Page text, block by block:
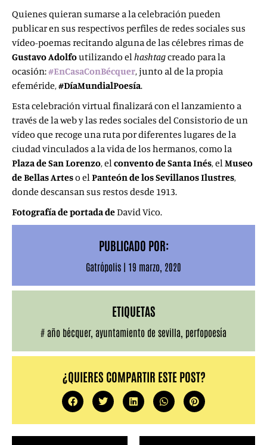
Quienes quieran sumarse a la celebración pueden
publicar en sus respectivos perfiles de redes sociales sus
vídeo-poemas recitando alguna de las célebres rimas de
Gustavo Adolfoutilizando elhashtagcreado para la
ocasión:#EnCasaConBécquer, junto al de la propia
efeméride,#DíaMundialPoesía.
Esta celebración virtual finalizará con el lanzamiento a
través de la web y las redes sociales del Consistorio de un
vídeo que recoge una ruta por diferentes lugares de la
ciudad vinculados a la vida de los hermanos, como la
Plaza de San Lorenzo, elconvento de Santa Inés, elMuseo
de Bellas Arteso elPanteón de los Sevillanos Ilustres,
donde descansan sus restos desde 1913.
Fotografía de portada deDavid Vico.
PUBLICADO POR:
Gatrópolis | 19 marzo, 2020
ETIQUETAS
# año bécquer, ayuntamiento de sevilla perfopoesía
¿QUIERES COMPARTIR ESTE POST?